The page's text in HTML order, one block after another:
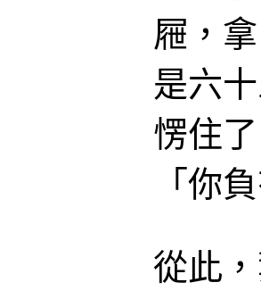
屜，
是六
愣住
「你
從此